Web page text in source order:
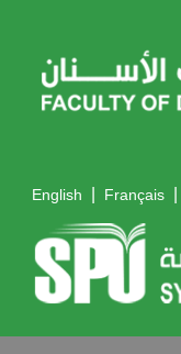
English | Français |